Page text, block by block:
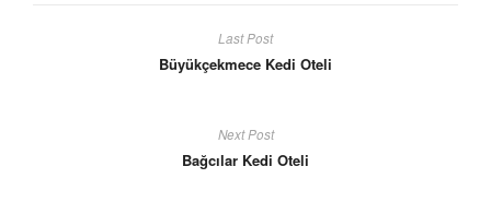
Last Post
Büyükçekmece Kedi Oteli
Next Post
Bağcılar Kedi Oteli